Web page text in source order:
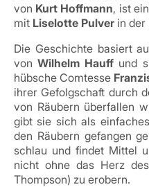
von Kurt Hoffmann, ist
mit Liselotte Pulver in der
Die Geschichte basiert
vonWilhelm Hauff und
hübsche Comtesse
ihrer Gefolgschaft durch
von Räubern überfallen
gibt sie sich als
den Räubern gefangen
schlau und findet Mittel
nicht ohne das Herz
Thompson) zu erobern.